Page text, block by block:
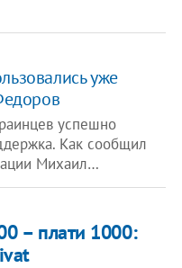
уже
успешно
Как сообщил
Михаил…
– плати 1000: